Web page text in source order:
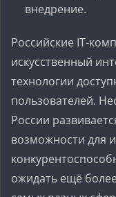
внедрение.
Российские IT-
искусственный
технологии
пользователей.
России
возможности для
ожидать ещё